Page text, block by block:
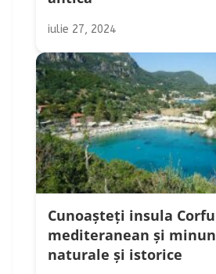
iulie 27, 2024
Cunoașteți insula
mediteranean și
naturale și istorice